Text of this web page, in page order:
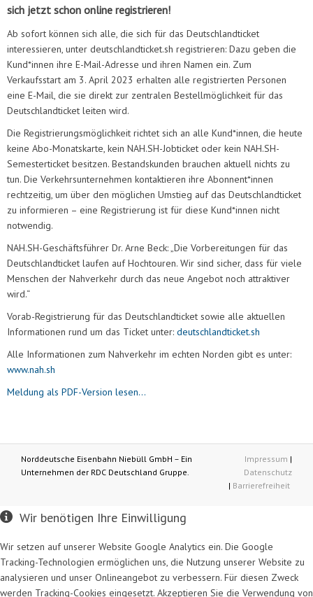
sich jetzt schon online registrieren!
Ab sofort können sich alle, die sich für das Deutschlandticket
interessieren, unter deutschlandticket.sh registrieren: Dazu geben die
Kund*innen ihre E-Mail-Adresse und ihren Namen ein. Zum
Verkaufsstart am 3. April 2023 erhalten alle registrierten Personen
eine E-Mail, die sie direkt zur zentralen Bestellmöglichkeit für das
Deutschlandticket leiten wird.
Die Registrierungsmöglichkeit richtet sich an alle Kund*innen, die heute
keine Abo-Monatskarte, kein NAH.SH-Jobticket oder kein NAH.SH-
Semesterticket besitzen. Bestandskunden brauchen aktuell nichts zu
tun. Die Verkehrsunternehmen kontaktieren ihre Abonnent*innen
rechtzeitig, um über den möglichen Umstieg auf das Deutschlandticket
zu informieren – eine Registrierung ist für diese Kund*innen nicht
notwendig.
NAH.SH-Geschäftsführer Dr. Arne Beck: „Die Vorbereitungen für das
Deutschlandticket laufen auf Hochtouren. Wir sind sicher, dass für viele
Menschen der Nahverkehr durch das neue Angebot noch attraktiver
wird.“
Vorab-Registrierung für das Deutschlandticket sowie alle aktuellen
Informationen rund um das Ticket unter: deutschlandticket.sh
Alle Informationen zum Nahverkehr im echten Norden gibt es unter:
www.nah.sh
Meldung als PDF-Version lesen...
Norddeutsche Eisenbahn Niebüll GmbH – Ein
Unternehmen der RDC Deutschland Gruppe.
Impressum |
Datenschutz
| Barrierefreiheit
Wir benötigen Ihre Einwilligung
Wir setzen auf unserer Website Google Analytics ein. Die Google
Tracking-Technologien ermöglichen uns, die Nutzung unserer Website zu
analysieren und unser Onlineangebot zu verbessern. Für diesen Zweck
werden Tracking-Cookies eingesetzt. Akzeptieren Sie die Verwendung von